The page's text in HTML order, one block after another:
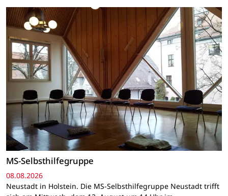
MS-Selbsthilfegruppe
08.08.2026
Neustadt in Holstein. Die MS-Selbsthilfegruppe Neustadt trifft